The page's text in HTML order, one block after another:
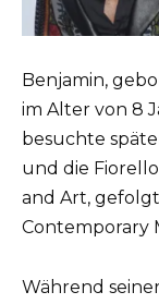
Benjamin,
im Alter von 8
besuchte
und die
and Art,
Contemporary
Während